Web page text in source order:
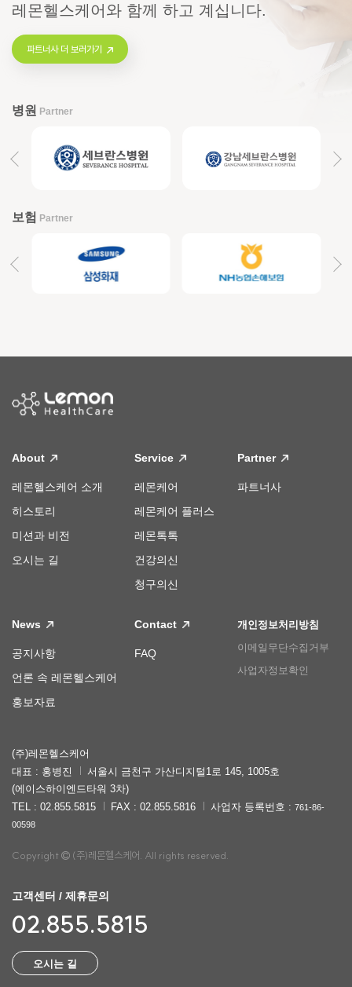
레몬헬스케어와 함께 하고 계십니다.
파트너사 더 보러가기
병원 Partner
보험 Partner
About
레몬헬스케어 소개
히스토리
미션과 비전
오시는 길
Service
레몬케어
레몬케어 플러스
레몬톡톡
건강의신
청구의신
Partner
파트너사
News
공지사항
언론 속 레몬헬스케어
홍보자료
Contact
FAQ
개인정보처리방침
이메일무단수집거부
사업자정보확인
(주)레몬헬스케어
대표 : 홍병진
서울시 금천구 가산디지털1로 145, 1005호
(에이스하이엔드타워 3차)
TEL : 02.855.5815
FAX : 02.855.5816 사업자 등록번호 : 761-86-
00598
Copyright (주)레몬헬스케어. All rights reserved.
고객센터 / 제휴문의
02.855.5815
오시는 길